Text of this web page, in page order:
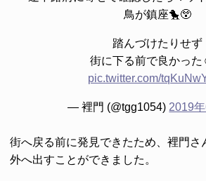
鳥が鎮座🐤😲
踏んづけたりせず
街に下る前で良かっ
pic.twitter.com/
— 裡門 (@tgg1054) 2019
街へ戻る前に発見できたため、裡門さ
外へ出すことができました。